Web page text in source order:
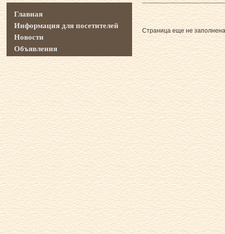
Страница еще не заполнена
Главная
Информация для посетителей
Новости
Объявления